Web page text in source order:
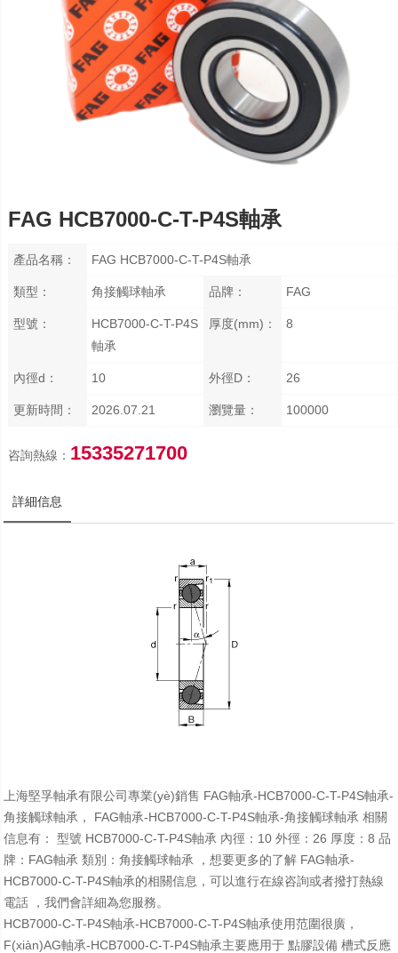
FAG HCB7000-C-T-P4S軸承
產品名稱： FAG HCB7000-C-T-P4S軸承
類型： 角接觸球軸承 品牌： FAG
型號：
HCB7000-C-T-P4S
軸承
厚度(mm)： 8
內徑d： 10 外徑D： 26
更新時間： 2026.07.21 瀏覽量： 100000
咨詢熱線： 15335271700
詳細信息
上海堅孚軸承有限公司專業(yè)銷售 FAG軸承-HCB7000-C-T-P4S軸承-
角接觸球軸承， FAG軸承-HCB7000-C-T-P4S軸承-角接觸球軸承 相關
信息有： 型號 HCB7000-C-T-P4S軸承 內徑：10 外徑：26 厚度：8 品
牌：FAG軸承 類別：角接觸球軸承 ，想要更多的了解 FAG軸承-
HCB7000-C-T-P4S軸承的相關信息，可以進行在線咨詢或者撥打熱線
電話 ，我們會詳細為您服務。
HCB7000-C-T-P4S軸承-HCB7000-C-T-P4S軸承使用范圍很廣，
F(xiàn)AG軸承-HCB7000-C-T-P4S軸承主要應用于 點膠設備 槽式反應